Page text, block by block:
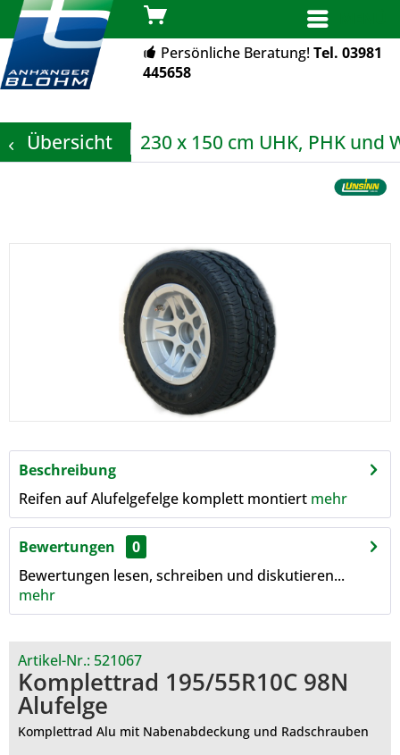
Persönliche Beratung!Tel. 03981
445658
Übersicht 230 x 150 cm UHK, PHK und
Beschreibung
Reifen auf Alufelgefelge komplett montiert mehr
Bewertungen
0
Bewertungen lesen, schreiben und diskutieren...
mehr
Artikel-Nr.: 521067
Komplettrad 195/55R10C 98N
Alufelge
Komplettrad Alu mit Nabenabdeckung und Radschrauben